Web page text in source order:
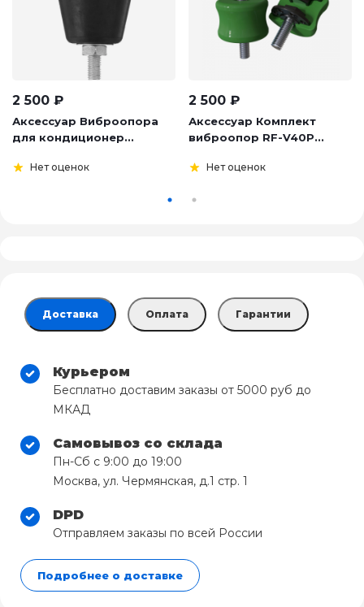
2 500 ₽
Аксессуар Виброопора
для кондиционер...
Нет оценок
2 500 ₽
Аксессуар Комплект
виброопор RF-V40P...
Нет оценок
Доставка Оплата Гарантии
Курьером
Бесплатно доставим заказы от 5000 руб до
МКАД
Самовывоз со склада
Пн-Сб с 9:00 до 19:00
Москва, ул. Чермянская, д.1 стр. 1
DPD
Отправляем заказы по всей России
Подробнее о доставке